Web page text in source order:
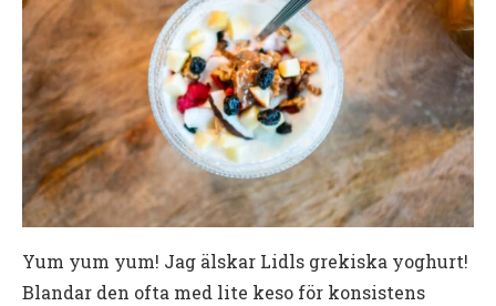
Yum yum yum! Jag älskar Lidls grekiska yoghurt!
Blandar den ofta med lite keso för konsistens